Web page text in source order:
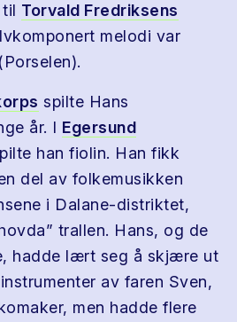
Torvald Fredriksens
melodi var
spilte Hans
år. I Egersund
han fiolin. Han fikk
del av folkemusikken
i Dalane-distriktet,
trallen. Hans, og de
hadde lært seg å skjære ut
av faren Sven,
men hadde flere